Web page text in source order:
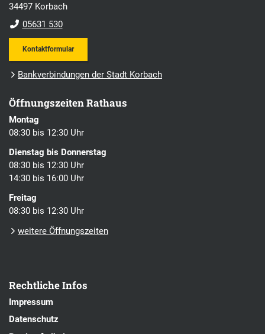
34497 Korbach
05631 530
Kontaktformular
Bankverbindungen der Stadt Korbach
Öffnungszeiten Rathaus
Montag
08:30 bis 12:30 Uhr
Dienstag bis Donnerstag
08:30 bis 12:30 Uhr
14:30 bis 16:00 Uhr
Freitag
08:30 bis 12:30 Uhr
weitere Öffnungszeiten
Rechtliche Infos
Impressum
Datenschutz